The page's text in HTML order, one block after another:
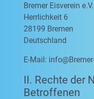
Bremer Eisverein e.V.
Herrlichkeit 6
28199 Bremen
Deutschland
E-Mail:
II. Rechte der
Betroffenen